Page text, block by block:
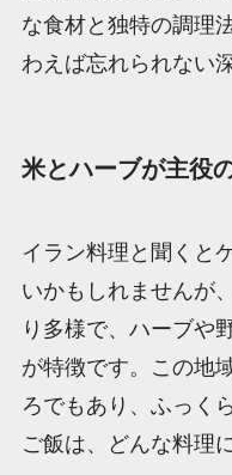
な食材と独特の調理
わえば忘れられない
米とハーブが主役
イラン料理と聞くと
いかもしれませんが
り多様で、ハーブや
が特徴です。この地
ろでもあり、ふっく
ご飯は、どんな料理